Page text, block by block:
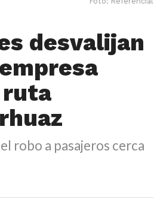
desvalijan
ruta
robo a pasajeros cerca